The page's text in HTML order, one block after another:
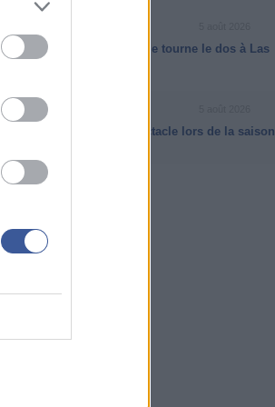
NBA Cup : pourquoi la ligue tourne le dos à Las
VIDÉO NBA
Matas Buzelis a fait le spectacle lors de la saison